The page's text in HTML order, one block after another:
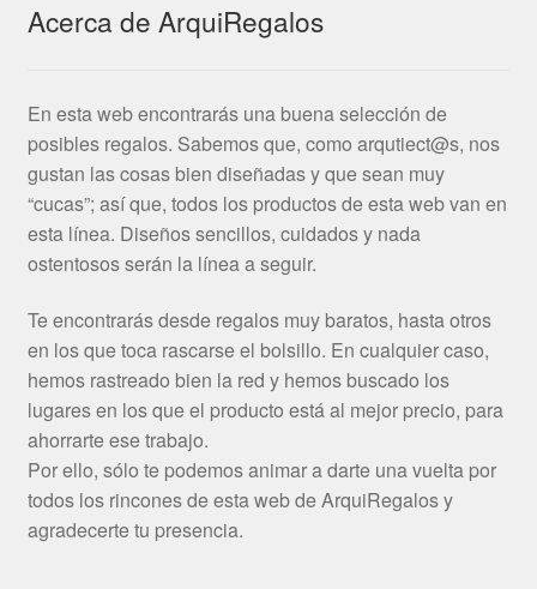
Acerca de ArquiRegalos
En esta web encontrarás una buena selección de
posibles regalos. Sabemos que, como arqutiect@s, nos
gustan las cosas bien diseñadas y que sean muy
“cucas”; así que, todos los productos de esta web van en
esta línea. Diseños sencillos, cuidados y nada
ostentosos serán la línea a seguir.
Te encontrarás desde regalos muy baratos, hasta otros
en los que toca rascarse el bolsillo. En cualquier caso,
hemos rastreado bien la red y hemos buscado los
lugares en los que el producto está al mejor precio, para
ahorrarte ese trabajo.
Por ello, sólo te podemos animar a darte una vuelta por
todos los rincones de esta web de ArquiRegalos y
agradecerte tu presencia.